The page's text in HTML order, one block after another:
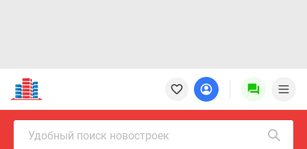
Новостройки
Квартиры
Ипотека
Новостройки
МосквыУдобный поиск новостроек